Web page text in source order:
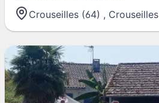
Crouseilles (64) , Crouseilles